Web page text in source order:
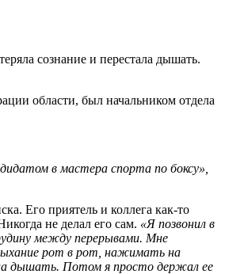
сознание и перестала дышать.
области, был начальником отдела
в мастера спорта по боксу»,
Его приятель и коллега как-то
не делал его сам. «Я позвонил в
между перерывами. Мне
рот в рот, нажимать на
дышать. Потом я просто держал ее